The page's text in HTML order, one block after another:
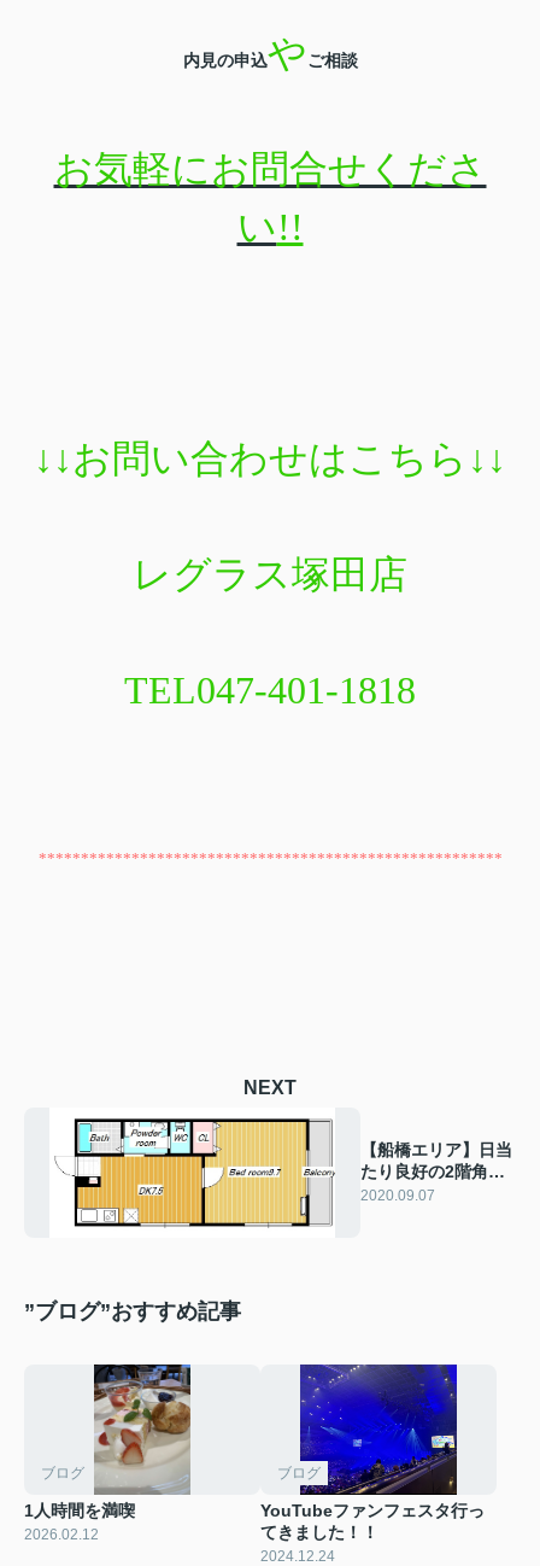
内見の申込やご相談
お気軽にお問合せくださ
い!!
↓↓お問い合わせはこちら ↓↓
レグラス塚田店
TEL047-401-1818
*******************************************************
NEXT
【船橋エリア】日当
たり良好の2階角部
屋物件♪
2020.09.07
”ブログ”おすすめ記事
ブログ
1人時間を満喫
2026.02.12
ブログ
YouTubeファンフェスタ行っ
てきました！！
2024.12.24